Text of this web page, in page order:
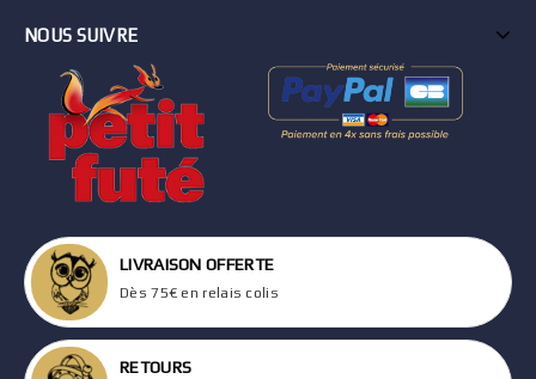
NOUS SUIVRE
LIVRAISON OFFERTE
Dès 75€ en relais colis
RETOURS